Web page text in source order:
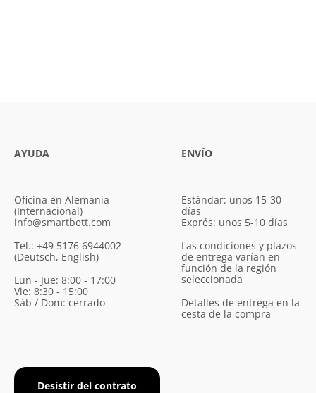
AYUDA
Oficina en Alemania
(Internacional)
info@smartbett.com
Tel.: +49 5176 6944002
(Deutsch, English)
Lun - Jue: 8:00 - 17:00
Vie: 8:30 - 15:00
Sáb / Dom: cerrado
Desistir del contrato
ENVÍO
Estándar: unos 15-30
días
Exprés: unos 5-10 días
Las condiciones y plazos
de entrega varían en
función de la región
seleccionada
Detalles de entrega en la
cesta de la compra